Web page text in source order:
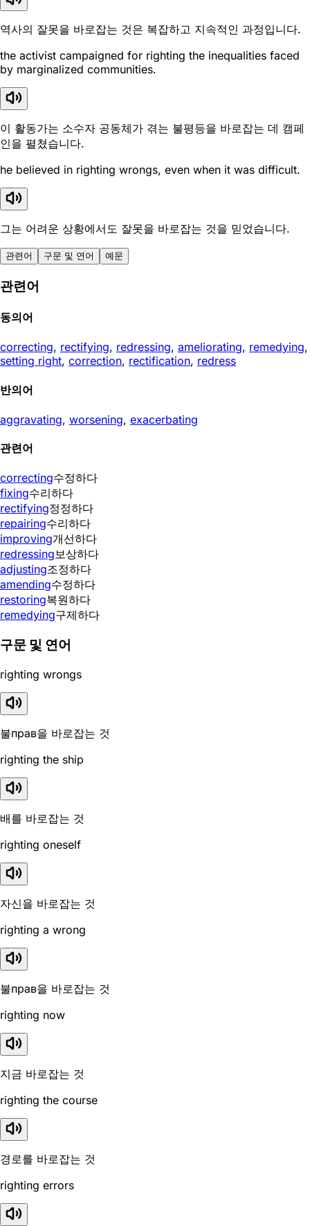
역사의 잘못을 바로잡는 것은 복잡하고 지속적인 과정입니다.
the activist campaigned for righting the inequalities faced
by marginalized communities.
이 활동가는 소수자 공동체가 겪는 불평등을 바로잡는 데 캠페
인을 펼쳤습니다.
he believed in righting wrongs, even when it was difficult.
그는 어려운 상황에서도 잘못을 바로잡는 것을 믿었습니다.
관련어 구문 및 연어 예문
관련어
동의어
correcting, rectifying, redressing, ameliorating, remedying,
setting right, correction, rectification, redress
반의어
aggravating, worsening, exacerbating
관련어
correcting수정하다
fixing수리하다
rectifying정정하다
repairing수리하다
improving개선하다
redressing보상하다
adjusting조정하다
amending수정하다
restoring복원하다
remedying구제하다
구문 및 연어
righting wrongs
불прав을 바로잡는 것
righting the ship
배를 바로잡는 것
righting oneself
자신을 바로잡는 것
righting a wrong
불прав을 바로잡는 것
righting now
지금 바로잡는 것
righting the course
경로를 바로잡는 것
righting errors